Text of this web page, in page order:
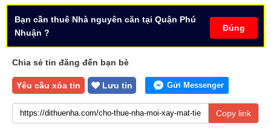
Đúng
Bạn cần thuê Nhà nguyên căn tại Quận Phú
Nhuận ?
Chia sẻ tin đăng đến bạn bè
Yêu cầu xóa tin Lưu tin Gửi Messenger
Copy link